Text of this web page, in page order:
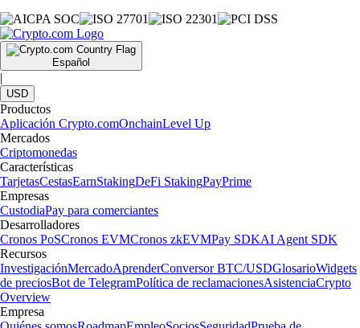
Español
|
USD
Productos
Aplicación Crypto.comOnchainLevel Up
Mercados
Criptomonedas
Características
TarjetasCestasEarnStakingDeFi StakingPayPrime
Empresas
CustodiaPay para comerciantes
Desarrolladores
Cronos PoSCronos EVMCronos zkEVMPay SDKAI Agent SDK
Recursos
InvestigaciónMercadoAprenderConversor BTC/USDGlosarioWidgets
de preciosBot de TelegramPolítica de reclamacionesAsistenciaCrypto
Overview
Empresa